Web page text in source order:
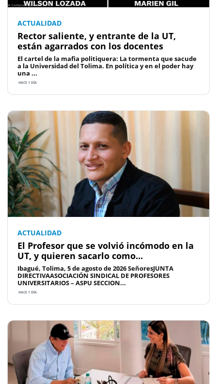
ACTUALIDAD
Rector saliente, y entrante de la UT,
están agarrados con los docentes
El cartel de la mafia politiquera: La tormenta que sacude
a la Universidad del Tolima. En política y en el poder hay
una ...
HACE 1 DÍA
ACTUALIDAD
El Profesor que se volvió incómodo en la
UT, y quieren sacarlo como...
Ibagué, Tolima, 5 de agosto de 2026 SeñoresJUNTA
DIRECTIVAASOCIACIÓN SINDICAL DE PROFESORES
UNIVERSITARIOS – ASPU SECCION...
HACE 1 DÍA